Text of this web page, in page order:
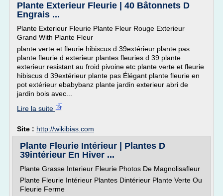
Plante Exterieur Fleurie | 40 Bâtonnets D
Engrais ...
Plante Exterieur Fleurie Plante Fleur Rouge Exterieur
Grand With Plante Fleur
plante verte et fleurie hibiscus d 39extérieur plante pas
plante fleurie d exterieur plantes fleuries d 39 plante
exterieur resistant au froid pivoine etc plante verte et fleurie
hibiscus d 39extérieur plante pas Élégant plante fleurie en
pot extérieur ebabybanz plante jardin exterieur abri de
jardin bois avec...
Lire la suite
Site : http://wikibias.com
Plante Fleurie Intérieur | Plantes D
39intérieur En Hiver ...
Plante Grasse Interieur Fleurie Photos De Magnolisafleur
Plante Fleurie Intérieur Plantes Dintérieur Plante Verte Ou
Fleurie Ferme